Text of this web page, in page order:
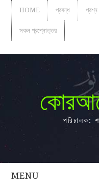
HOME প্রবন্ধ
সকল প্রশ্নোত্তর
পরিচালক:
MENU
সকল